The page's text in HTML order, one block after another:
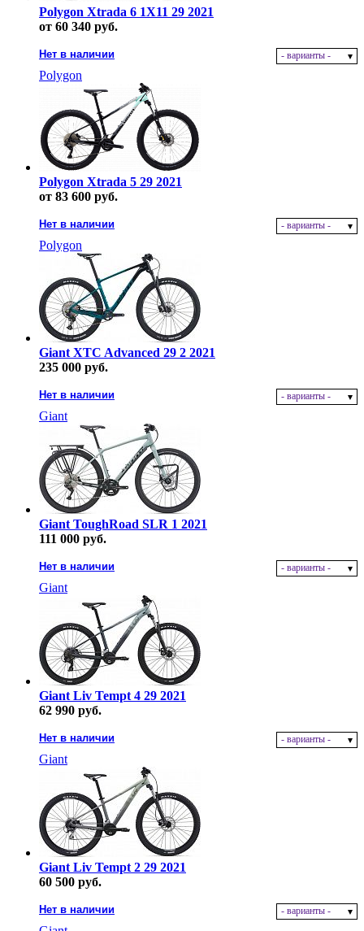
Polygon Xtrada 6 1X11 29 2021
от 60 340 руб.
Нет в наличии - варианты -
Polygon
Polygon Xtrada 5 29 2021
от 83 600 руб.
Нет в наличии - варианты -
Polygon
Giant XTC Advanced 29 2 2021
235 000 руб.
Нет в наличии - варианты -
Giant
Giant ToughRoad SLR 1 2021
111 000 руб.
Нет в наличии - варианты -
Giant
Giant Liv Tempt 4 29 2021
62 990 руб.
Нет в наличии - варианты -
Giant
Giant Liv Tempt 2 29 2021
60 500 руб.
Нет в наличии - варианты -